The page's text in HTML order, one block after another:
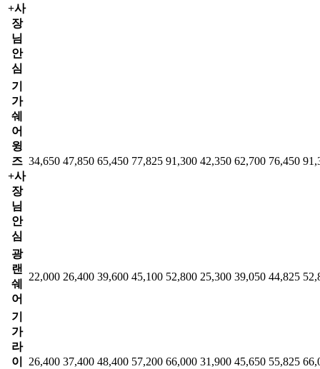
+사
장
님
안
심
기
가
쉐
어
윙
즈
+사
장
님
안
심
34,650 47,850 65,450 77,825 91,300 42,350 62,700 76,450
광
랜
쉐
어
22,000 26,400 39,600 45,100 52,800 25,300 39,050 44,825
기
가
라
이
26,400 37,400 48,400 57,200 66,000 31,900 45,650 55,825